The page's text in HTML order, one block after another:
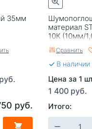
35мм
руб.
материал
10К (10мм/
Сравнить
В наличии
Цена за 1
1 400 руб.
Итого: